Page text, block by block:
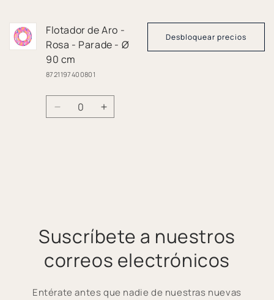
Flotador de Aro -
Rosa - Parade - Ø
90 cm
8721197400801
Desbloquear precios
Cantidad
Reducir
Aumentar
Suscríbete a nuestros
correos electrónicos
Entérate antes que nadie de nuestras nuevas